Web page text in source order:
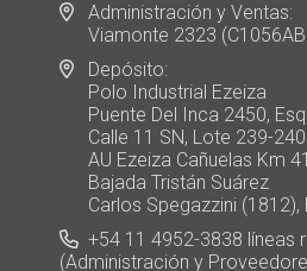
Administración y Ventas:
Viamonte 2323
Depósito:
Polo Industrial Ezeiza
Puente Del Inca 2450,
Calle 11 SN, Lote 239-240
AU Ezeiza Cañuelas Km 41
Bajada Tristán Suárez
Carlos Spegazzini (1812),
+54 11 4952-3838 líneas
(Administración y